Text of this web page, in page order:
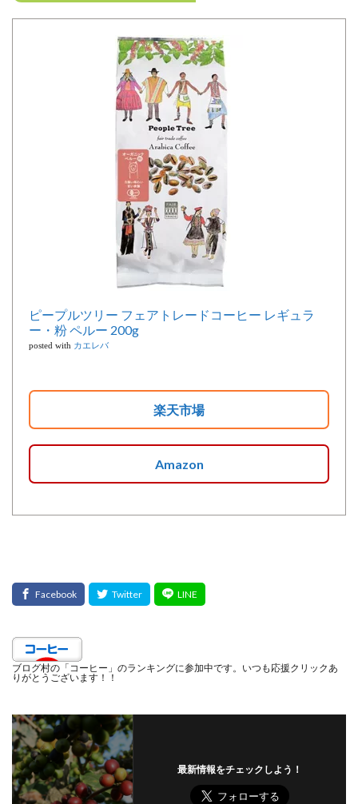
ピープルツリー フェアトレードコーヒー レギュラ
ー・粉 ペルー 200g
posted with カエレバ
楽天市場
Amazon
ブログ村の「コーヒー」のランキングに参加中です。いつも応援クリックあ
りがとうございます！！
最新情報をチェックしよう！